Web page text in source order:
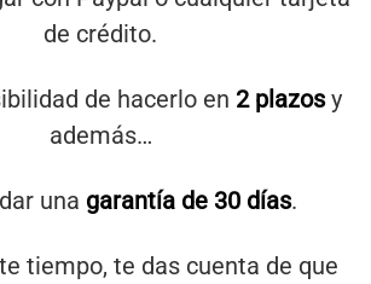
de crédito.
de hacerlo en 2 plazosy
además…
una garantía de 30 días.
tiempo, te das cuenta de que